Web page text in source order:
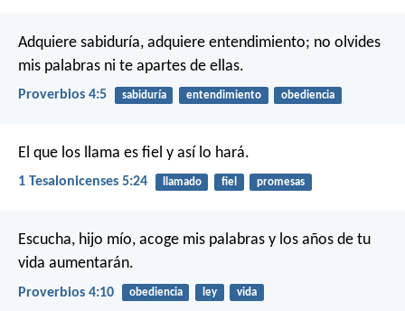
Adquiere sabiduría, adquiere entendimiento; no olvides
mis palabras ni te apartes de ellas.
Proverbios 4:5 sabiduría entendimiento obediencia
El que los llama es fiel y así lo hará.
1 Tesalonicenses 5:24 llamado fiel promesas
Escucha, hijo mío, acoge mis palabras y los años de tu
vida aumentarán.
Proverbios 4:10 obediencia ley vida